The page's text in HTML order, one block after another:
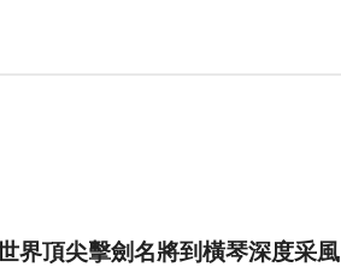
界頂尖擊劍名將到橫琴深度采風